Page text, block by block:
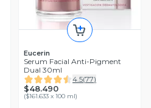
Eucerin
Serum Facial Anti-Pigment
Dual 30ml
4.5(77)
$48.490
($161.633 x 100 ml)